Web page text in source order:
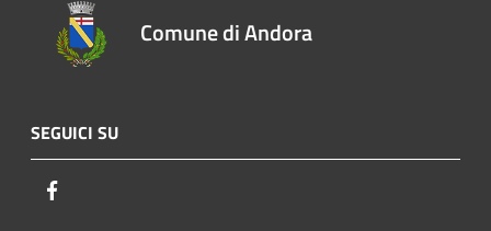
Comune di Andora
SEGUICI SU